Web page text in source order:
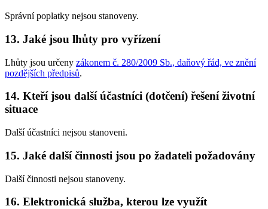
Správní poplatky nejsou stanoveny.
13. Jaké jsou lhůty pro vyřízení
Lhůty jsou určeny zákonem č. 280/2009 Sb., daňový řád, ve znění
pozdějších předpisů.
14. Kteří jsou další účastníci (dotčení) řešení životní
situace
Další účastníci nejsou stanoveni.
15. Jaké další činnosti jsou po žadateli požadovány
Další činnosti nejsou stanoveny.
16. Elektronická služba, kterou lze využít